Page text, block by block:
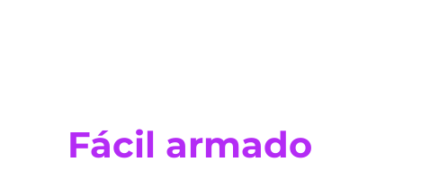
Fácil armado